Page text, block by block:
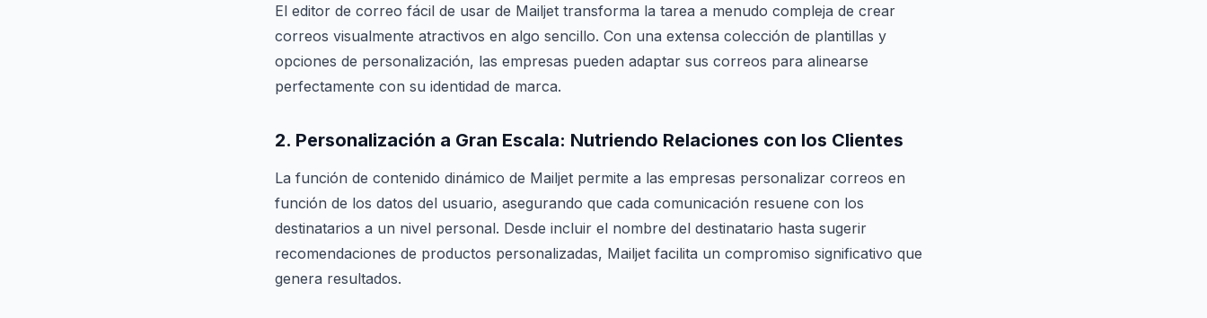
El editor de correo fácil de usar de Mailjet transforma la tarea a menudo compleja de crear
correos visualmente atractivos en algo sencillo. Con una extensa colección de plantillas y
opciones de personalización, las empresas pueden adaptar sus correos para alinearse
perfectamente con su identidad de marca.
2. Personalización a Gran Escala: Nutriendo Relaciones con los Clientes
La función de contenido dinámico de Mailjet permite a las empresas personalizar correos en
función de los datos del usuario, asegurando que cada comunicación resuene con los
destinatarios a un nivel personal. Desde incluir el nombre del destinatario hasta sugerir
recomendaciones de productos personalizadas, Mailjet facilita un compromiso significativo que
genera resultados.